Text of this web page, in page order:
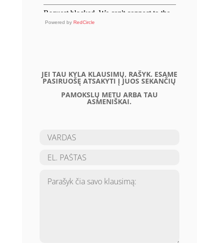
Powered by RedCircle
JEI TAU KYLA KLAUSIMŲ, RAŠYK. ESAME
PASIRUOŠĘ ATSAKYTI Į JUOS SEKANČIŲ
PAMOKSLŲ METU ARBA TAU
ASMENIŠKAI.